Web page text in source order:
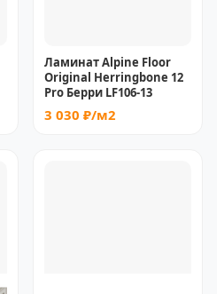
Ламинат Alpine Floor
Original Herringbone 12
Pro Берри LF106-13
3 030 ₽/м2